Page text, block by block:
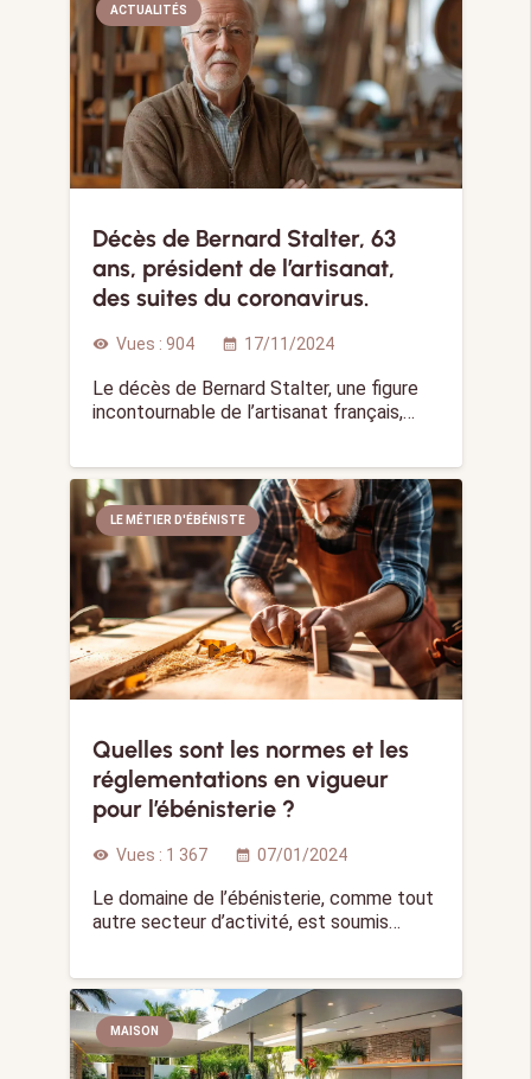
ACTUALITÉS
Décès de Bernard Stalter, 63
ans, président de l’artisanat,
des suites du coronavirus.
visibility Vues : 904 calendar_month 17/11/2024
Le décès de Bernard Stalter, une figure
incontournable de l’artisanat français,…
LE MÉTIER D'ÉBÉNISTE
Quelles sont les normes et les
réglementations en vigueur
pour l’ébénisterie ?
visibility Vues : 1 367 calendar_month 07/01/2024
Le domaine de l’ébénisterie, comme tout
autre secteur d’activité, est soumis…
MAISON